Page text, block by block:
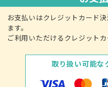
お支払いはクレジットカード
ます。
ご利用いただけるクレジットカ
取り扱い可能な